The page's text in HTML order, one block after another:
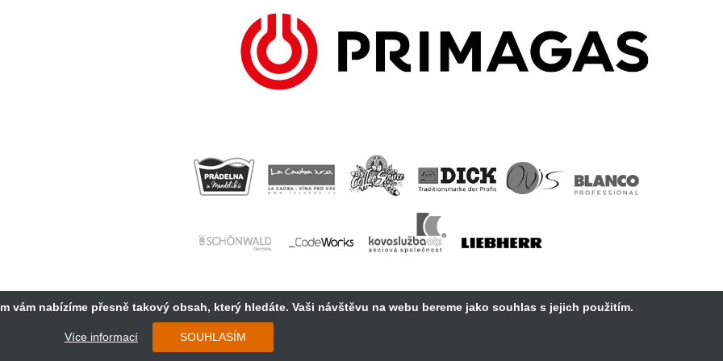
Copyright 2018 Cosmopolitan Central Europe s.r.o.
vám nabízíme přesně takový obsah, který hledáte. Vaši návštěvu na webu bereme jako souhlas s jejich použitím.
Více informací SOUHLASÍM